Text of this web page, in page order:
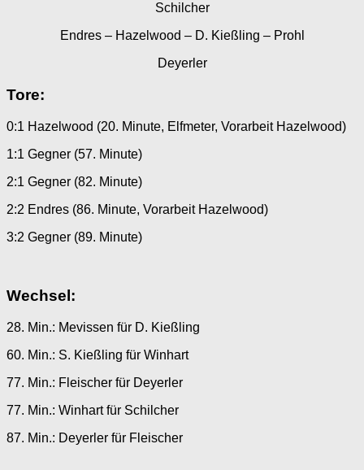
Schilcher
Endres – Hazelwood – D. Kießling – Prohl
Deyerler
Tore:
0:1 Hazelwood (20. Minute, Elfmeter, Vorarbeit Hazelwood)
1:1 Gegner (57. Minute)
2:1 Gegner (82. Minute)
2:2 Endres (86. Minute, Vorarbeit Hazelwood)
3:2 Gegner (89. Minute)
Wechsel:
28. Min.: Mevissen für D. Kießling
60. Min.: S. Kießling für Winhart
77. Min.: Fleischer für Deyerler
77. Min.: Winhart für Schilcher
87. Min.: Deyerler für Fleischer